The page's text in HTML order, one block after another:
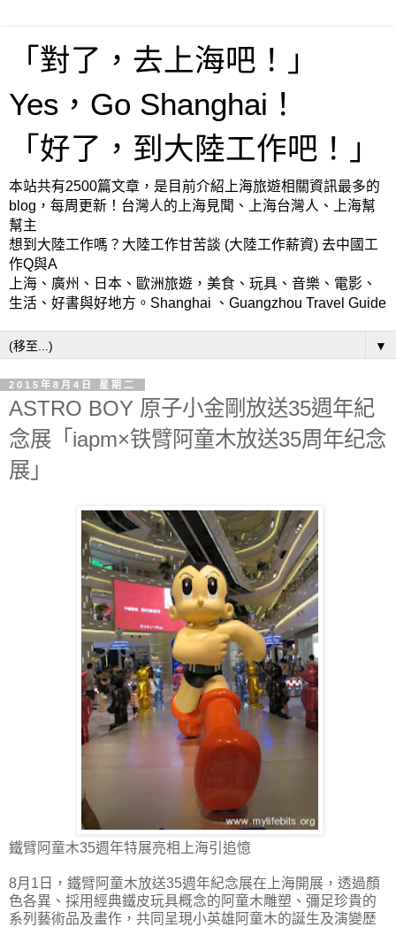
「對了，去上海吧！」
Yes，Go Shanghai！
「好了，到大陸工作吧！」
本站共有2500篇文章，是目前介紹上海旅遊相關資訊最多的
blog，每周更新！台灣人的上海見聞、上海台灣人、上海幫
幫主
想到大陸工作嗎？大陸工作甘苦談 (大陸工作薪資) 去中國工
作Q與A
上海、廣州、日本、歐洲旅遊，美食、玩具、音樂、電影、
生活、好書與好地方。Shanghai 、Guangzhou Travel Guide
▼
2015年8月4日 星期二
ASTRO BOY 原子小金剛放送35週年紀
念展「iapm×铁臂阿童木放送35周年纪念
展」
鐵臂阿童木35週年特展亮相上海引追憶
8月1日，鐵臂阿童木放送35週年紀念展在上海開展，透過顏
色各異、採用經典鐵皮玩具概念的阿童木雕塑、彌足珍貴的
系列藝術品及畫作，共同呈現小英雄阿童木的誕生及演變歷